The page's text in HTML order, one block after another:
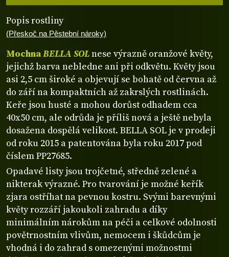
Popis rostliny
(Přeskoč na Pěstební nároky)
MochnaBELLA SOLnese výrazně oranžové květy,
jejichž barva nebledne ani při odkvětu. Květy jsou
asi 2,5 cm široké a objevují se bohatě od června až
do září na kompaktních až zakrslých rostlinách.
Keře jsou husté a mohou dorůst odhadem cca
40x50 cm, ale odrůda je příliš nová a ještě nebyla
dosažena dospělá velikost. BELLA SOL je v prodeji
od roku 2015 a patentována byla roku 2017 pod
číslem PP27685.
Opadavé listy jsou trojčetné, středně zelené a
nikterak výrazné. Pro tvarování je možné keřík
zjara ostříhat na pevnou kostru. Svými barevnými
květy rozzáří jakoukoli zahradu a díky
minimálním nárokům na péči a celkové odolnosti
povětrnostním vlivům, nemocem i škůdcům je
vhodná i do zahrad s omezenými možnostmi